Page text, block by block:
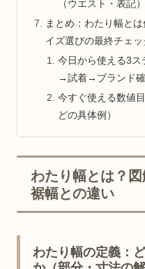
（ウエスト・表記）
まとめ：わたり幅と
イズ選びの最終チェッ
今日から使える3ス
→試着→ブランド確
今すぐ使える数値
どの具体例）
わたり幅とは？
裾幅との違い
わたり幅の定義：